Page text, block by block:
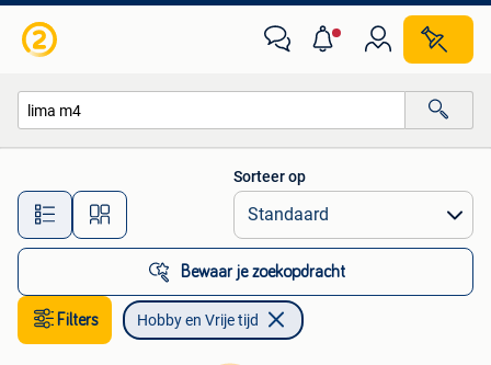
Alle afstanden…
Sorteer op
Bewaar je zoekopdracht
Filters Hobby en Vrije tijd